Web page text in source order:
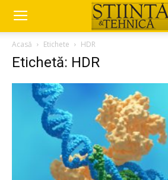
Acasă Etichete HDR
Etichetă: HDR